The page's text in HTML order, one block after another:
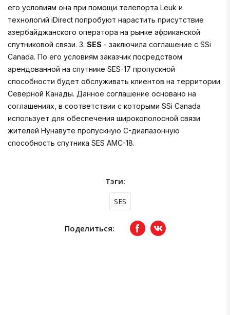
его условиям она при помощи телепорта Leuk и
технологий iDirect попробуют нарастить присутствие
азербайджанского оператора на рынке африканской
спутниковой связи. 3. SES - заключила соглашение с SSi
Canada. По его условиям заказчик посредством
арендованной на спутнике SES-17 пропускной
способности будет обслуживать клиентов на территории
Северной Канады. Данное соглашение основано на
соглашениях, в соответствии с которыми SSi Canada
использует для обеспечения широкополосной связи
жителей Нунавуте пропускную C-диапазонную
способность спутника SES AMC-18.
Тэги:
SES
Поделиться: FacebookвКонтакте